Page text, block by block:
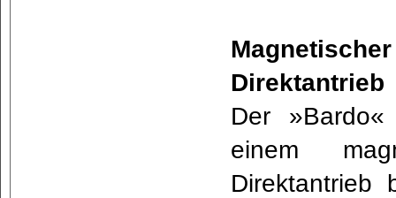
Magnetischer
Direktantrieb
Der
einem
Direktantrieb